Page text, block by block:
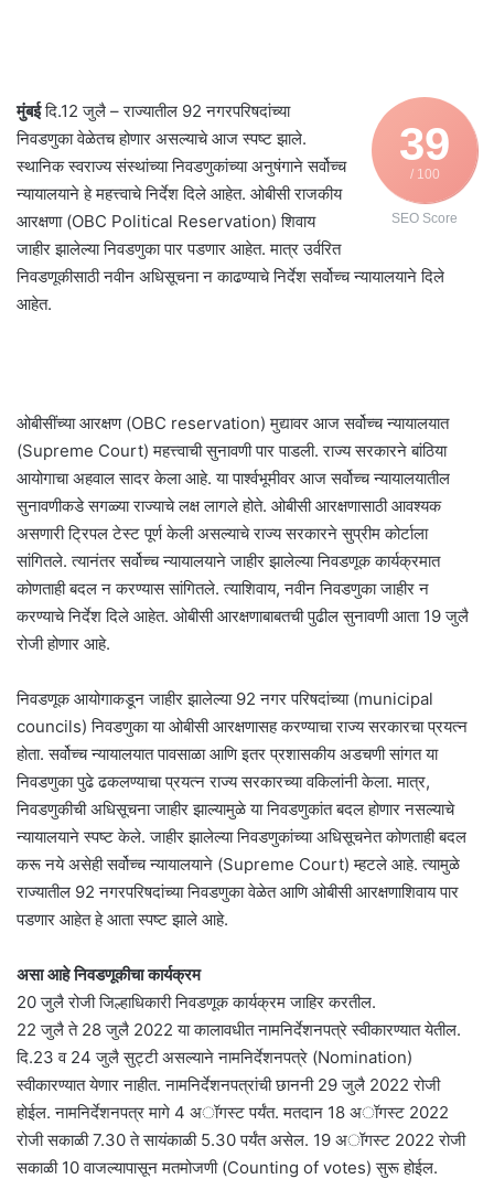
39
/ 100
SEO Score
मुंबईदि.12 जुलै – राज्यातील 92 नगरपरिषदांच्या
निवडणुका वेळेतच होणार असल्याचे आज स्पष्ट झाले.
स्थानिक स्वराज्य संस्थांच्या निवडणुकांच्या अनुषंगाने सर्वोच्च
न्यायालयाने हे महत्त्वाचे निर्देश दिले आहेत. ओबीसी राजकीय
आरक्षणा (OBC Political Reservation) शिवाय
जाहीर झालेल्या निवडणुका पार पडणार आहेत. मात्र उर्वरित
निवडणूकीसाठी नवीन अधिसूचना न काढण्याचे निर्देश सर्वोच्च न्यायालयाने दिले
आहेत.
ओबीसींच्या आरक्षण (OBC reservation) मुद्यावर आज सर्वोच्च न्यायालयात
(Supreme Court) महत्त्वाची सुनावणी पार पाडली. राज्य सरकारने बांठिया
आयोगाचा अहवाल सादर केला आहे. या पार्श्वभूमीवर आज सर्वोच्च न्यायालयातील
सुनावणीकडे सगळ्या राज्याचे लक्ष लागले होते. ओबीसी आरक्षणासाठी आवश्यक
असणारी ट्रिपल टेस्ट पूर्ण केली असल्याचे राज्य सरकारने सुप्रीम कोर्टाला
सांगितले. त्यानंतर सर्वोच्च न्यायालयाने जाहीर झालेल्या निवडणूक कार्यक्रमात
कोणताही बदल न करण्यास सांगितले. त्याशिवाय, नवीन निवडणुका जाहीर न
करण्याचे निर्देश दिले आहेत. ओबीसी आरक्षणाबाबतची पुढील सुनावणी आता 19 जुलै
रोजी होणार आहे.
निवडणूक आयोगाकडून जाहीर झालेल्या 92 नगर परिषदांच्या (municipal
councils) निवडणुका या ओबीसी आरक्षणासह करण्याचा राज्य सरकारचा प्रयत्न
होता. सर्वोच्च न्यायालयात पावसाळा आणि इतर प्रशासकीय अडचणी सांगत या
निवडणुका पुढे ढकलण्याचा प्रयत्न राज्य सरकारच्या वकिलांनी केला. मात्र,
निवडणुकीची अधिसूचना जाहीर झाल्यामुळे या निवडणुकांत बदल होणार नसल्याचे
न्यायालयाने स्पष्ट केले. जाहीर झालेल्या निवडणुकांच्या अधिसूचनेत कोणताही बदल
करू नये असेही सर्वोच्च न्यायालयाने (Supreme Court) म्हटले आहे. त्यामुळे
राज्यातील 92 नगरपरिषदांच्या निवडणुका वेळेत आणि ओबीसी आरक्षणाशिवाय पार
पडणार आहेत हे आता स्पष्ट झाले आहे.
असा आहे निवडणूकीचा कार्यक्रम
20 जुलै रोजी जिल्हाधिकारी निवडणूक कार्यक्रम जाहिर करतील.
22 जुलै ते 28 जुलै 2022 या कालावधीत नामनिर्देशनपत्रे स्वीकारण्यात येतील.
दि.23 व 24 जुलै सुट्टी असल्याने नामनिर्देशनपत्रे (Nomination)
स्वीकारण्यात येणार नाहीत. नामनिर्देशनपत्रांची छाननी 29 जुलै 2022 रोजी
होईल. नामनिर्देशनपत्र मागे 4 अॉगस्ट पर्यंत. मतदान 18 अॉगस्ट 2022
रोजी सकाळी 7.30 ते सायंकाळी 5.30 पर्यंत असेल. 19 अॉगस्ट 2022 रोजी
सकाळी 10 वाजल्यापासून मतमोजणी (Counting of votes) सुरू होईल.